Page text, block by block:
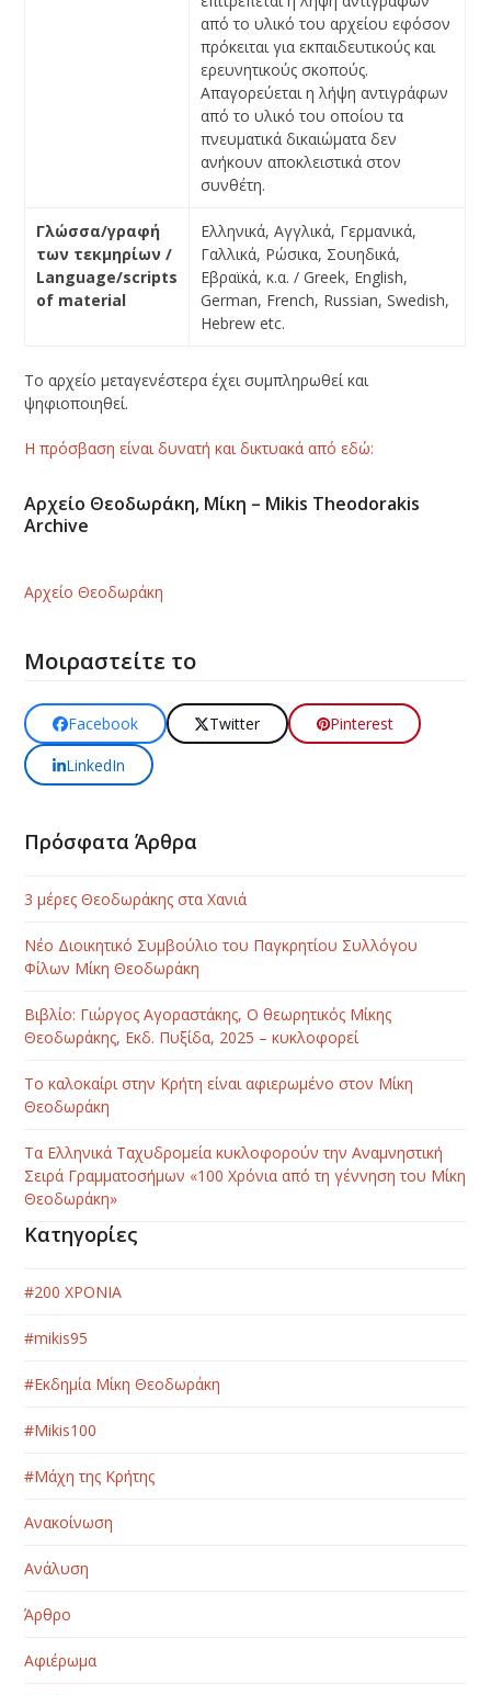
από το υλικό του αρχείου εφόσον
πρόκειται για εκπαιδευτικούς και
ερευνητικούς σκοπούς.
Απαγορεύεται η λήψη αντιγράφων
από το υλικό του οποίου τα
πνευματικά δικαιώματα δεν
ανήκουν αποκλειστικά στον
συνθέτη.
Γλώσσα/γραφή
των τεκμηρίων /
Language/scripts
of material
Ελληνικά, Αγγλικά, Γερμανικά,
Γαλλικά, Ρώσικα, Σουηδικά,
Εβραϊκά, κ.α. / Greek, English,
German, French, Russian, Swedish,
Hebrew etc.
Το αρχείο μεταγενέστερα έχει συμπληρωθεί και
ψηφιοποιηθεί.
Η πρόσβαση είναι δυνατή και δικτυακά από εδώ:
Αρχείο Θεοδωράκη, Μίκη – Mikis Theodorakis
Archive
Αρχείο Θεοδωράκη
Μοιραστείτε το
Facebook Twitter
Pinterest
LinkedIn
Πρόσφατα Άρθρα
3 μέρες Θεοδωράκης στα Χανιά
Νέο Διοικητικό Συμβούλιο του Παγκρητίου Συλλόγου
Φίλων Μίκη Θεοδωράκη
Βιβλίο: Γιώργος Αγοραστάκης, Ο θεωρητικός Μίκης
Θεοδωράκης, Εκδ. Πυξίδα, 2025 – κυκλοφορεί
Το καλοκαίρι στην Κρήτη είναι αφιερωμένο στον Μίκη
Θεοδωράκη
Τα Ελληνικά Ταχυδρομεία κυκλοφορούν την Αναμνηστική
Σειρά Γραμματοσήμων «100 Χρόνια από τη γέννηση του Μίκη
Θεοδωράκη»
Κατηγορίες
#200 ΧΡΟΝΙΑ
#mikis95
#Εκδημία Μίκη Θεοδωράκη
#Μikis100
#Μάχη της Κρήτης
Ανακοίνωση
Ανάλυση
Άρθρο
Αφιέρωμα